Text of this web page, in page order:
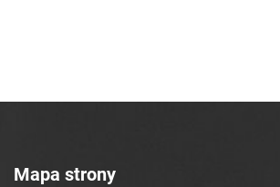
Mapa strony